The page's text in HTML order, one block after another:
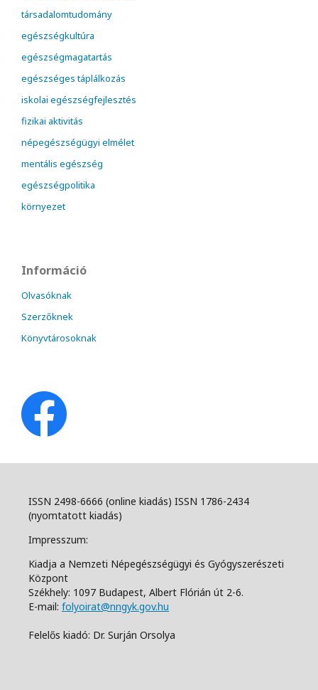
társadalomtudomány
egészségkultúra
egészségmagatartás
egészséges táplálkozás
iskolai egészségfejlesztés
fizikai aktivitás
népegészségügyi elmélet
mentális egészség
egészségpolitika
környezet
Információ
Olvasóknak
Szerzőknek
Könyvtárosoknak
ISSN 2498-6666 (online kiadás) ISSN 1786-2434
(nyomtatott kiadás)
Impresszum:
Kiadja a Nemzeti Népegészségügyi és Gyógyszerészeti
Központ
Székhely: 1097 Budapest, Albert Flórián út 2-6.
E-mail: folyoirat@nngyk.gov.hu
Felelős kiadó: Dr. Surján Orsolya